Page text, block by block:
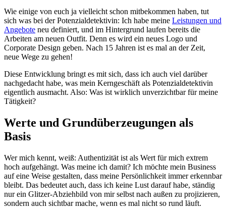
Wie einige von euch ja vielleicht schon mitbekommen haben, tut
sich was bei der Potenzialdetektivin: Ich habe meine Leistungen und
Angebote neu definiert, und im Hintergrund laufen bereits die
Arbeiten am neuen Outfit. Denn es wird ein neues Logo und
Corporate Design geben. Nach 15 Jahren ist es mal an der Zeit,
neue Wege zu gehen!
Diese Entwicklung bringt es mit sich, dass ich auch viel darüber
nachgedacht habe, was mein Kerngeschäft als Potenzialdetektivin
eigentlich ausmacht. Also: Was ist wirklich unverzichtbar für meine
Tätigkeit?
Werte und Grundüberzeugungen als
Basis
Wer mich kennt, weiß: Authentizität ist als Wert für mich extrem
hoch aufgehängt. Was meine ich damit? Ich möchte mein Business
auf eine Weise gestalten, dass meine Persönlichkeit immer erkennbar
bleibt. Das bedeutet auch, dass ich keine Lust darauf habe, ständig
nur ein Glitzer-Abziehbild von mir selbst nach außen zu projizieren,
sondern auch sichtbar mache, wenn es mal nicht so rund läuft.